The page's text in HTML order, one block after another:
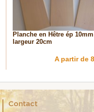
Planche en Hêtre ép
largeur 20cm
A partir de
Contact